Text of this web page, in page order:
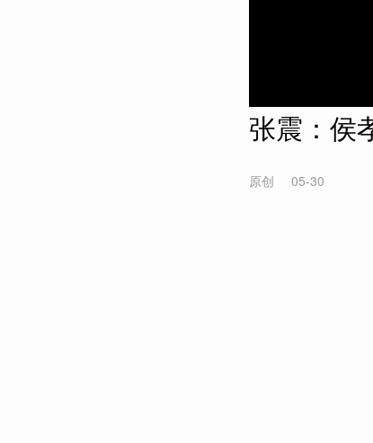
张震：侯
原创 05-30